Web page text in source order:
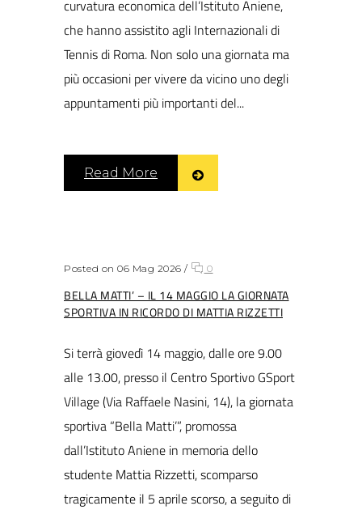
curvatura economica dell’Istituto Aniene,
che hanno assistito agli Internazionali di
Tennis di Roma. Non solo una giornata ma
più occasioni per vivere da vicino uno degli
appuntamenti più importanti del...
Read More
Posted on 06 Mag 2026 / 0
BELLA MATTI’ – IL 14 MAGGIO LA GIORNATA
SPORTIVA IN RICORDO DI MATTIA RIZZETTI
Si terrà giovedì 14 maggio, dalle ore 9.00
alle 13.00, presso il Centro Sportivo GSport
Village (Via Raffaele Nasini, 14), la giornata
sportiva “Bella Matti’”, promossa
dall’Istituto Aniene in memoria dello
studente Mattia Rizzetti, scomparso
tragicamente il 5 aprile scorso, a seguito di